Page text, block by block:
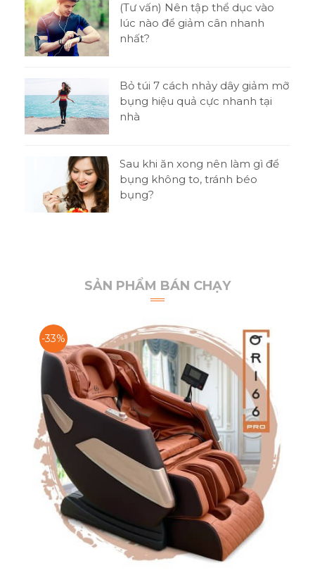
(Tư vấn) Nên tập thể dục vào
lúc nào để giảm cân nhanh
nhất?
Bỏ túi 7 cách nhảy dây giảm mỡ
bụng hiệu quả cực nhanh tại
nhà
Sau khi ăn xong nên làm gì để
bụng không to, tránh béo
bụng?
SẢN PHẨM BÁN CHẠY
-33%